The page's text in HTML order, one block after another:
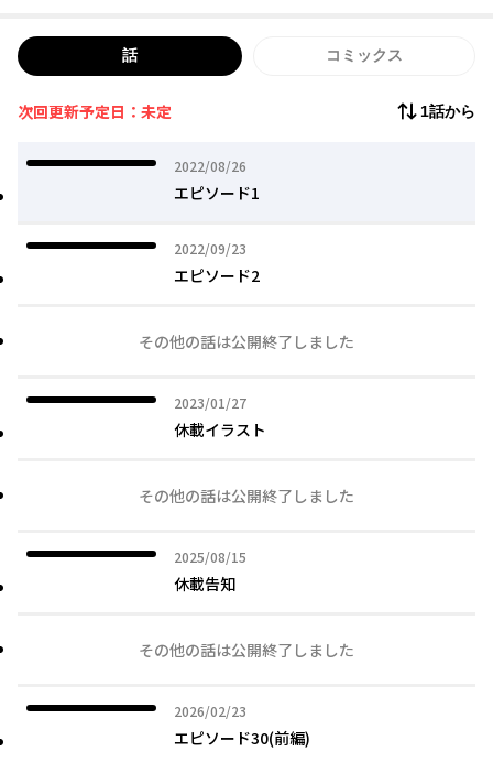
話 コミックス
次回更新予定日：未定 1話から
2022/08/26
2022年08月26日
エピソード1
2022/09/23
2022年09月23日
エピソード2
その他の話は公開終了しました
2023/01/27
2023年01月27日
休載イラスト
その他の話は公開終了しました
2025/08/15
2025年08月15日
休載告知
その他の話は公開終了しました
2026/02/23
2026年02月23日
エピソード30(前編)